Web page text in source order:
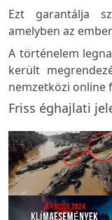
Ezt garantálja
amelyben az
A történelem
került
nemzetközi online
Friss éghajlati